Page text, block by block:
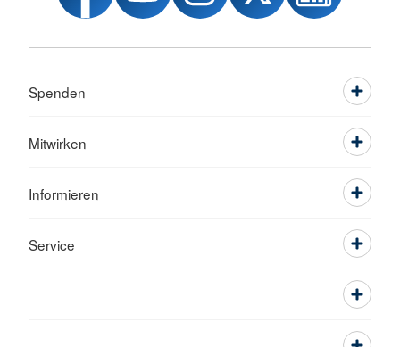
Spenden
Mitwirken
Informieren
Service